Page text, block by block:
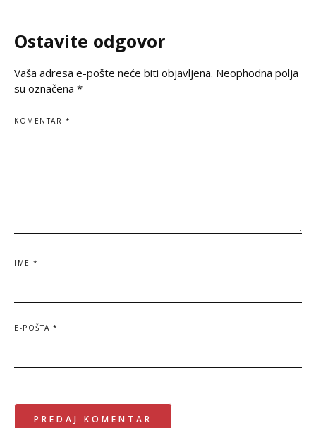
dostojanstveno odaje počast
Ostavite odgovor
Vaša adresa e-pošte neće biti objavljena. Neophodna polja
su označena *
KOMENTAR *
IME *
E-POŠTA *